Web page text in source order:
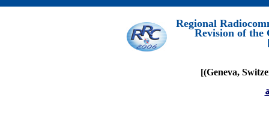
[Regional
Revision of the